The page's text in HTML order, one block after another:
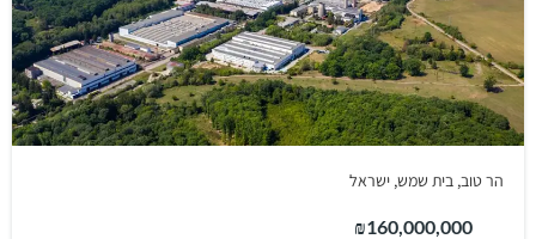
הר טוב, בית שמש, ישראל
₪160,000,000